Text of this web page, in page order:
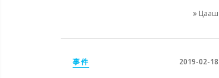
Цааш
事件 2019-02-18